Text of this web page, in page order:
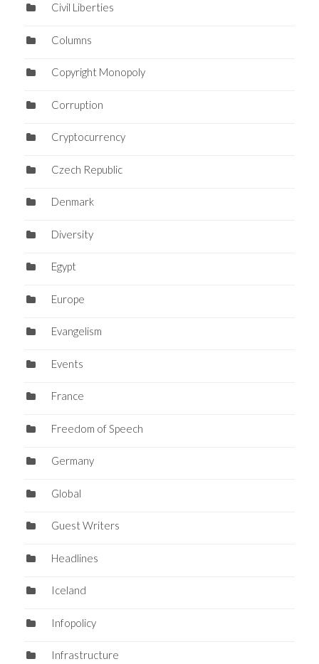
Civil Liberties
Columns
Copyright Monopoly
Corruption
Cryptocurrency
Czech Republic
Denmark
Diversity
Egypt
Europe
Evangelism
Events
France
Freedom of Speech
Germany
Global
Guest Writers
Headlines
Iceland
Infopolicy
Infrastructure